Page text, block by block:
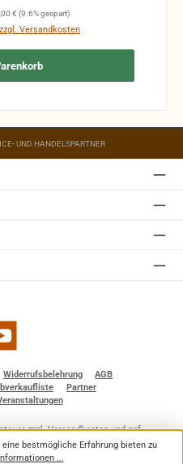
betrieben werden
zu verursachen.
1 Pro besteht aus
der hohe
umfangreiches Angebot
erlaubt Wandmontage
ausgestattet,
des Halters eingebaut ist.
1 Pro auch ohne optionale
installieren. Sie ist
Preis:
€ (9.6% gespart)
Versandkosten
UND HANDELSPARTNER
Widerrufsbelehrung
AGB
Partner
zzgl.Versandkostenund ggf.
nicht anders angegeben.
vorbehalten. Theme by
bestmögliche Erfahrung bieten zu
...